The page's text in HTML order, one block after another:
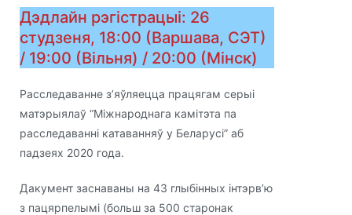
Дэдлайн рэгістрацыі: 26
студзеня, 18:00 (Варшава, СЭТ)
/ 19:00 (Вільня) / 20:00 (Мінск)
Расследаванне з’яўляецца працягам серыі
матэрыялаў “Міжнароднага камітэта па
расследаванні катаванняў у Беларусі” аб
падзеях 2020 года.
Дакумент заснаваны на 43 глыбінных інтэрв’ю
з пацярпелымі (больш за 500 старонак